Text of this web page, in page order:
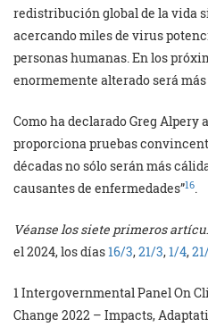
redistribución global de la vida
acercando miles de virus
personas humanas. En los
enormemente alterado será
Como ha declarado Greg Alpery a
proporciona pruebas
décadas no sólo serán más
causantes de enfermedades”16.
Véanse los siete primeros
el 2024, los días16/3,21/3,1/4,
1 Intergovernmental Panel On
Change 2022 – Impacts,